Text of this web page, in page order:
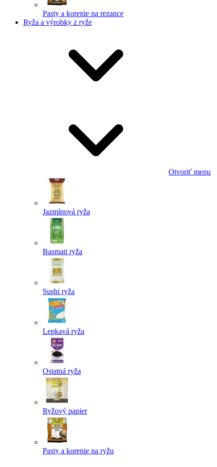
Pasty a korenie na rezance
Ryža a výrobky z ryže
Otvoriť menu
Jazmínová ryža
Basmati ryža
Sushi ryža
Lepkavá ryža
Ostatná ryža
Ryžový papier
Pasty a korenie na ryžu